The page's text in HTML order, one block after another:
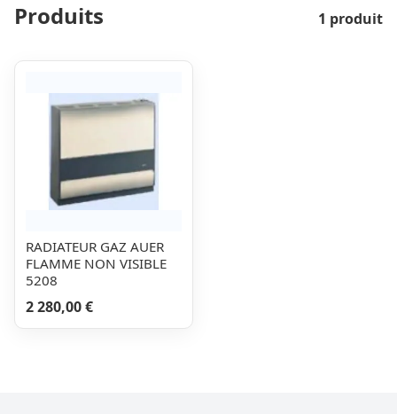
Produits 1 produit
RADIATEUR GAZ AUER
FLAMME NON VISIBLE
5208
2 280,00 €